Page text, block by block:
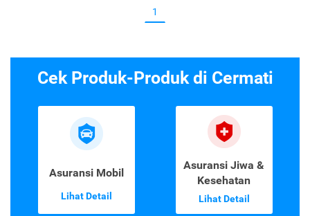
1
Cek Produk-Produk di Cermati
Asuransi Mobil
Lihat Detail
Asuransi Jiwa &
Kesehatan
Lihat Detail